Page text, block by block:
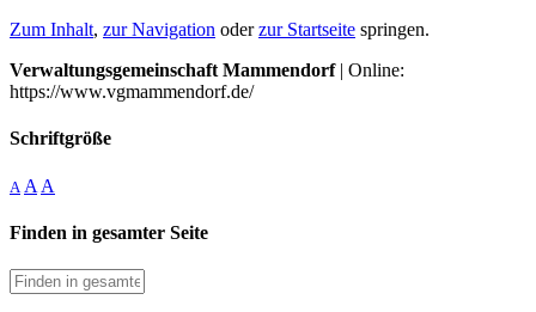
Zum Inhalt, zur Navigation oderzur Startseite springen.
Verwaltungsgemeinschaft Mammendorf| Online:
https://www.vgmammendorf.de/
Schriftgröße
A A A
Finden in gesamter Seite